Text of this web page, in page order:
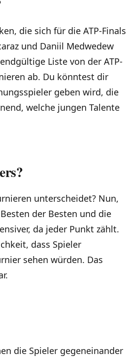
die sich für die ATP-Finals
und Daniil Medwedew
Liste von der ATP-
ab. Du könntest dir
geben wird, die
welche jungen Talente
unterscheidet? Nun,
der Besten und die
da jeder Punkt zählt.
dass Spieler
sehen würden. Das
die Spieler gegeneinander